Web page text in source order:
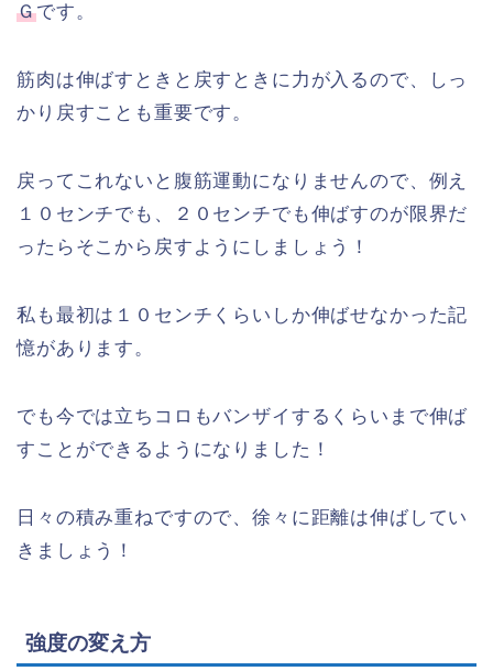
Ｇです。
筋肉は伸ばすときと戻すときに力が入るので、しっ
かり戻すことも重要です。
戻ってこれないと腹筋運動になりませんので、例え
１０センチでも、２０センチでも伸ばすのが限界だ
ったらそこから戻すようにしましょう！
私も最初は１０センチくらいしか伸ばせなかった記
憶があります。
でも今では立ちコロもバンザイするくらいまで伸ば
すことができるようになりました！
日々の積み重ねですので、徐々に距離は伸ばしてい
きましょう！
強度の変え方